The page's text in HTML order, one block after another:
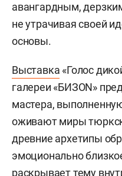
авангардным,
не утрачивая своей
основы.
Выставка «Голос
галереи «БИЗОN»
мастера,
оживают миры
древние архетипы
эмоционально
раскрывает тему